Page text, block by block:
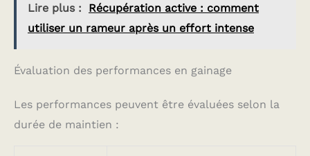
Lire plus :
Récupération active : comment
utiliser un rameur après un effort intense
Évaluation des performances en gainage
Les performances peuvent être évaluées selon la
durée de maintien :